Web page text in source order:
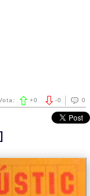
0
-0
+0